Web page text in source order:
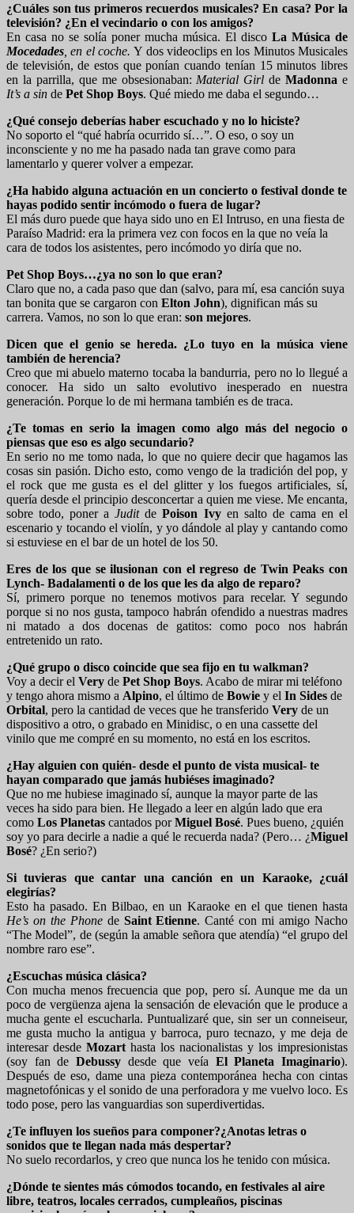
¿Cuáles son tus primeros recuerdos musicales? En casa? Por la
televisión? ¿En el vecindario o con los amigos?
En casa no se solía poner mucha música. El disco La Música de
Mocedades , en el coche.Y dos videoclips en los Minutos Musicales
de televisión, de estos que ponían cuando tenían 15 minutos libres
en la parrilla, que me obsesionaban: Material Girl deMadonna e
It’s a sin de Pet Shop Boys. Qué miedo me daba el segundo…
¿Qué consejo deberías haber escuchado y no lo hiciste?
No soporto el “qué habría ocurrido sí…”. O eso, o soy un
inconsciente y no me ha pasado nada tan grave como para
lamentarlo y querer volver a empezar.
¿Ha habido alguna actuación en un concierto o festival donde te
hayas podido sentir incómodo o fuera de lugar?
El más duro puede que haya sido uno en El Intruso, en una fiesta de
Paraíso Madrid: era la primera vez con focos en la que no veía la
cara de todos los asistentes, pero incómodo yo diría que no.
Pet Shop Boys…¿ya no son lo que eran?
Claro que no, a cada paso que dan (salvo, para mí, esa canción suya
tan bonita que se cargaron con Elton John), dignifican más su
carrera. Vamos, no son lo que eran: son mejores.
Dicen que el genio se hereda. ¿Lo tuyo en la música viene
también de herencia?
Creo que mi abuelo materno tocaba la bandurria, pero no lo llegué a
conocer. Ha sido un salto evolutivo inesperado en nuestra
generación. Porque lo de mi hermana también es de traca.
¿Te tomas en serio la imagen como algo más del negocio o
piensas que eso es algo secundario?
En serio no me tomo nada, lo que no quiere decir que hagamos las
cosas sin pasión. Dicho esto, como vengo de la tradición del pop, y
el rock que me gusta es el del glitter y los fuegos artificiales, sí,
quería desde el principio desconcertar a quien me viese. Me encanta,
sobre todo, poner aJuditdePoison Ivyen salto de cama en el
escenario y tocando el violín, y yo dándole al play y cantando como
si estuviese en el bar de un hotel de los 50.
Eres de los que se ilusionan con el regreso de Twin Peaks con
Lynch- Badalamenti o de los que les da algo de reparo?
Sí, primero porque no tenemos motivos para recelar. Y segundo
porque si no nos gusta, tampoco habrán ofendido a nuestras madres
ni matado a dos docenas de gatitos: como poco nos habrán
entretenido un rato.
¿Qué grupo o disco coincide que sea fijo en tu walkman?
Voy a decir el Very de Pet Shop Boys. Acabo de mirar mi teléfono
y tengo ahora mismo a Alpino, el último de Bowie y el In Sides de
Orbital, pero la cantidad de veces que he transferido Very de un
dispositivo a otro, o grabado en Minidisc, o en una cassette del
vinilo que me compré en su momento, no está en los escritos.
¿Hay alguien con quién- desde el punto de vista musical- te
hayan comparado que jamás hubiéses imaginado?
Que no me hubiese imaginado sí, aunque la mayor parte de las
veces ha sido para bien. He llegado a leer en algún lado que era
como Los Planetas cantados porMiguel Bosé. Pues bueno, ¿quién
soy yo para decirle a nadie a qué le recuerda nada? (Pero… ¿Miguel
Bosé? ¿En serio?)
Si tuvieras que cantar una canción en un Karaoke, ¿cuál
elegirías?
Esto ha pasado. En Bilbao, en un Karaoke en el que tienen hasta
He’s on the PhonedeSaint Etienne. Canté con mi amigo Nacho
“The Model”, de (según la amable señora que atendía) “el grupo del
nombre raro ese”.
¿Escuchas música clásica?
Con mucha menos frecuencia que pop, pero sí. Aunque me da un
poco de vergüenza ajena la sensación de elevación que le produce a
mucha gente el escucharla. Puntualizaré que, sin ser un conneiseur,
me gusta mucho la antigua y barroca, puro tecnazo, y me deja de
interesar desde Mozart hasta los nacionalistas y los impresionistas
(soy fan de Debussy desde que veía El Planeta Imaginario).
Después de eso, dame una pieza contemporánea hecha con cintas
magnetofónicas y el sonido de una perforadora y me vuelvo loco. Es
todo pose, pero las vanguardias son superdivertidas.
¿Te influyen los sueños para componer?¿Anotas letras o
sonidos que te llegan nada más despertar?
No suelo recordarlos, y creo que nunca los he tenido con música.
¿Dónde te sientes más cómodos tocando, en festivales al aire
libre, teatros, locales cerrados, cumpleaños, piscinas